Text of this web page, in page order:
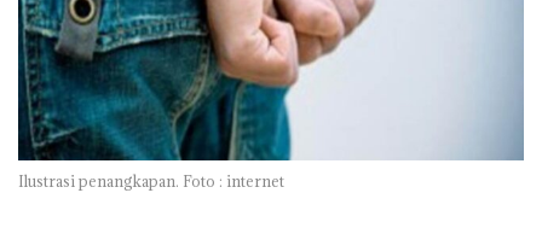
Ilustrasi penangkapan. Foto : internet